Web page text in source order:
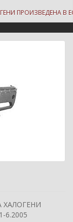
ПРОИЗВЕДЕНА В ЕС
ХАЛОГЕНИ
6.2005